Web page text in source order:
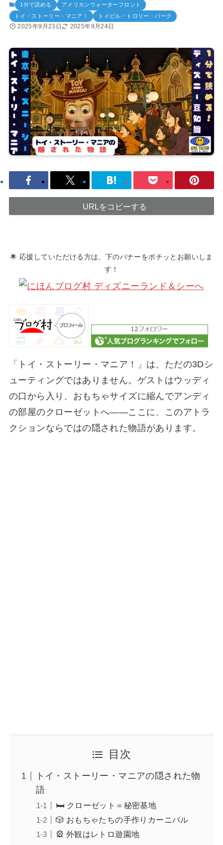
1分で読める
アメリカンウォーターフロント
トイ・ストーリー・マニア！
トイビル・トロリー・パーク
2025年9月23日 2025年9月24日
URLをコピーする
🌟 応援していただける方は、下のバナーをポチッとお願いしま
す！
「トイ・ストーリー・マニア！」は、ただの3Dシ
ューティングではありません。ゲストはウッディ
の口から入り、おもちゃサイズに縮んでアンディ
の部屋のクローゼットへ――ここに、このアトラ
クションならではの隠された物語があります。
目次
トイ・ストーリー・マニアの隠された物
語
🛏️ クローゼット＝秘密基地
🎲 おもちゃたちの手作りカーニバル
🎡 外観はレトロ遊園地